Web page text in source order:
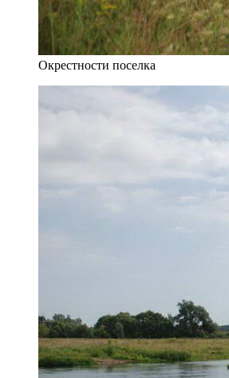
Окрестности поселка